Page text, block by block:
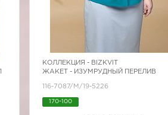
КОЛЛЕКЦИЯ - BIZKVIT
ЖАКЕТ - ИЗУМРУДНЫЙ ПЕРЕЛИВ
116-7087/M/19-5226
170-100